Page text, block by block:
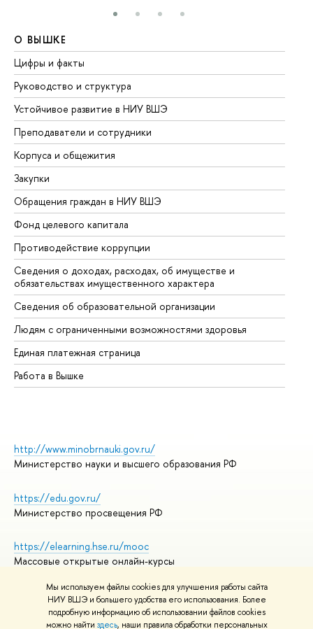
Мы используем файлы cookies для улучшения работы сайта
НИУ ВШЭ и большего удобства его использования. Более
подробную информацию об использовании файлов cookies
можно найти здесь, наши правила обработки персональных
О ВЫШКЕ
Цифры и факты
Руководство и структура
Устойчивое развитие в НИУ ВШЭ
Преподаватели и сотрудники
Корпуса и общежития
Закупки
Обращения граждан в НИУ ВШЭ
Фонд целевого капитала
Противодействие коррупции
Сведения о доходах, расходах, об имуществе и
обязательствах имущественного характера
Сведения об образовательной организации
Людям с ограниченными возможностями здоровья
Единая платежная страница
Работа в Вышке
http://www.minobrnauki.gov.ru/
Министерство науки и высшего образования РФ
https://edu.gov.ru/
Министерство просвещения РФ
https://elearning.hse.ru/mooc
Массовые открытые онлайн-курсы
© НИУ ВШЭ 1993–2026
Адреса и контакты